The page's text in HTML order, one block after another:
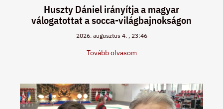
Huszty Dániel irányítja a magyar
válogatottat a socca-világbajnokságon
2026. augusztus 4. 23:46
Tovább olvasom